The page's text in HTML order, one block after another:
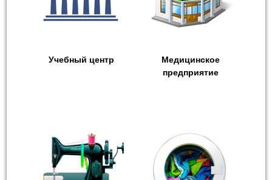
Учебный центр
Медицинское
предприятие